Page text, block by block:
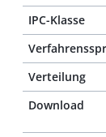
IPC-Klasse
Verteilung
Download